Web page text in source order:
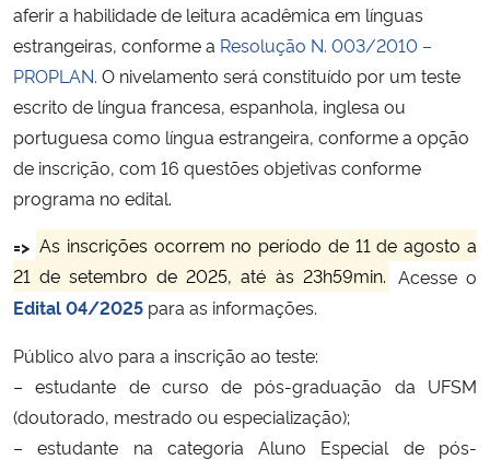
Secretaria de Governo
Gabinete de Segurança Institucional
Advocacia-Geral da União
Planalto
aferir a habilidade de leitura acadêmica em línguas
estrangeiras, conforme a Resolução N. 003/2010 –
PROPLAN. O nivelamento será constituído por um teste
escrito de língua francesa, espanhola, inglesa ou
portuguesa como língua estrangeira, conforme a opção
de inscrição, com 16 questões objetivas conforme
programa no edital.
=> As inscrições ocorrem no período de 11 de agosto a
21 de setembro de 2025, até às 23h59min. Acesse o
Edital 04/2025 para as informações.
Público alvo para a inscrição ao teste:
– estudante de curso de pós-graduação da UFSM
(doutorado, mestrado ou especialização);
– estudante na categoria Aluno Especial de pós-